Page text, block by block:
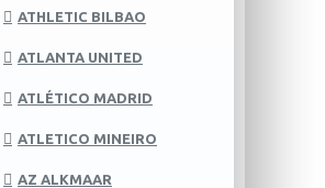
ATHLETIC BILBAO
ATLANTA UNITED
ATLÉTICO MADRID
ATLETICO MINEIRO
AZ ALKMAAR